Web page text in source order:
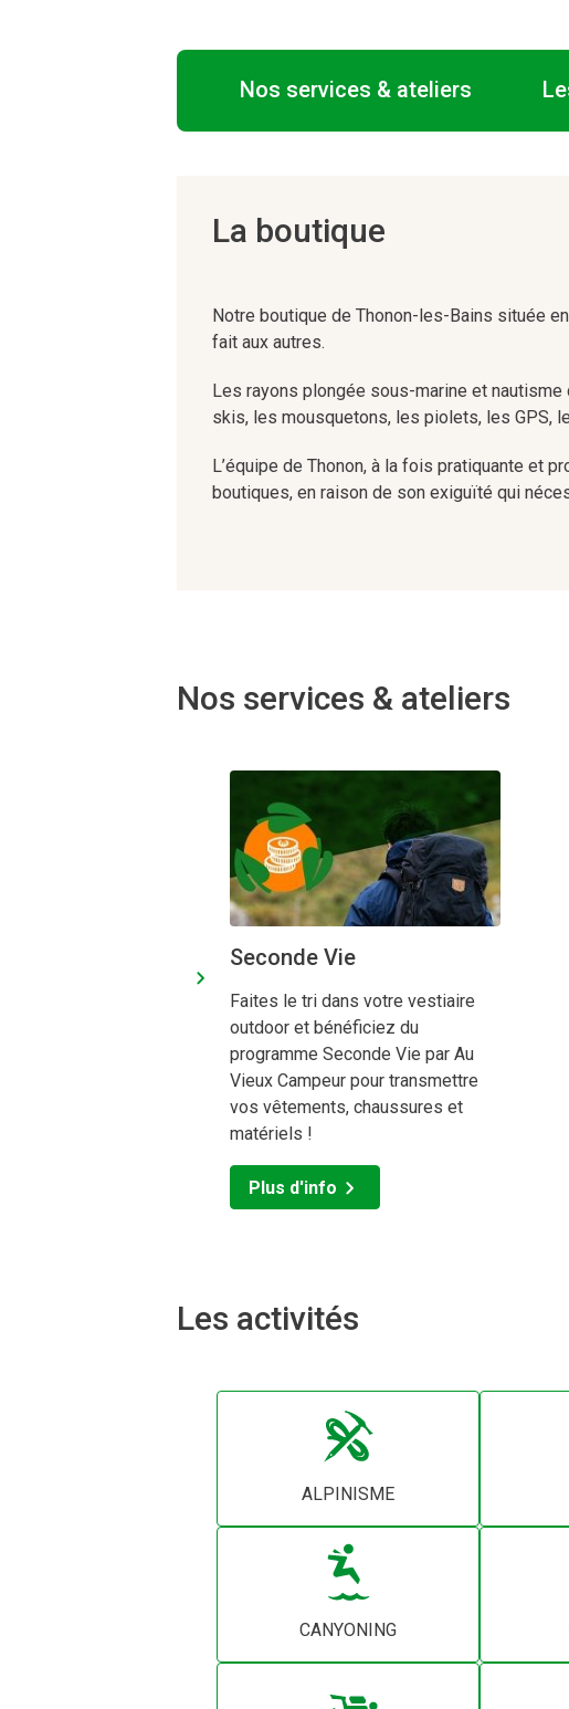
Nos services & ateliers
La boutique
Notre boutique de Thonon-les-Bains située
fait aux autres.
Les rayons plongée sous-marine et
skis, les mousquetons, les piolets, les GPS,
L’équipe de Thonon, à la fois pratiquante et
boutiques, en raison de son exiguïté qui
Nos services & ateliers
Seconde Vie
Faites le tri dans votre vestiaire
outdoor et bénéficiez du
programme Seconde Vie par Au
Vieux Campeur pour transmettre
vos vêtements, chaussures et
matériels !
Plus d'info
Les activités
ALPINISME
CANYONING